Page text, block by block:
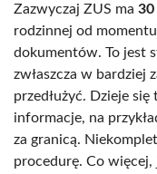
Zazwyczaj ZUS ma 30
rodzinnej od
dokumentów. To jest
zwłaszcza w bardziej
przedłużyć. Dzieje
informacje, na
za granicą.
procedurę. Co